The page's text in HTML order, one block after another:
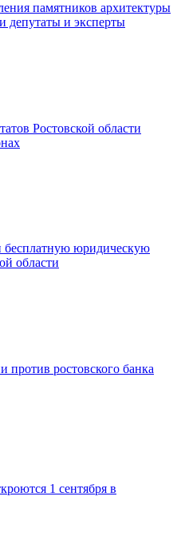
памятников архитектуры
депутаты и эксперты
Ростовской области
бесплатную юридическую
области
против ростовского банка
1 сентября в